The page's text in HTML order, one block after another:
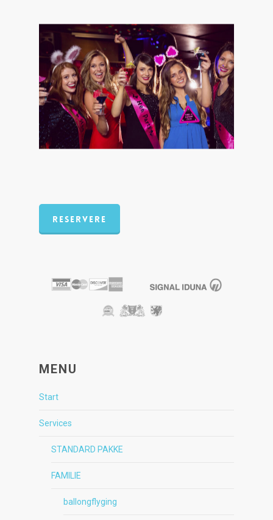
RESERVERE
MENU
Start
Services
STANDARD PAKKE
FAMILIE
ballongflyging